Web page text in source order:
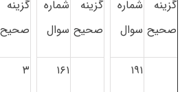
گزینه
صحیح
شماره
سوال
گزینه
صحیح
شماره
سوال
گزینه
صحیح
۱۹۱ ۱۶۱ ۳